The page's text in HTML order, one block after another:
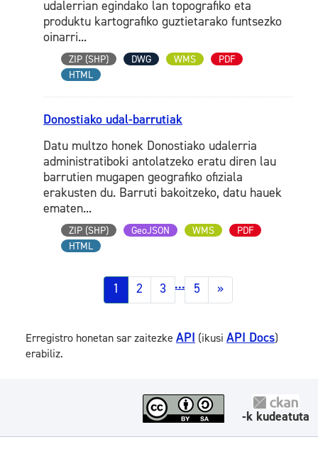
udalerrian egindako lan topografiko eta
produktu kartografiko guztietarako funtsezko
oinarri...
ZIP (SHP) DWG WMS
PDF
HTML
Donostiako udal-barrutiak
Datu multzo honek Donostiako udalerria
administratiboki antolatzeko eratu diren lau
barrutien mugapen geografiko ofiziala
erakusten du. Barruti bakoitzeko, datu hauek
ematen...
ZIP (SHP) GeoJSON WMS
PDF
HTML
1 2 3 ... 5 »
Erregistro honetan sar zaitezke API (ikusi API Docs)
erabiliz.
-k kudeatuta